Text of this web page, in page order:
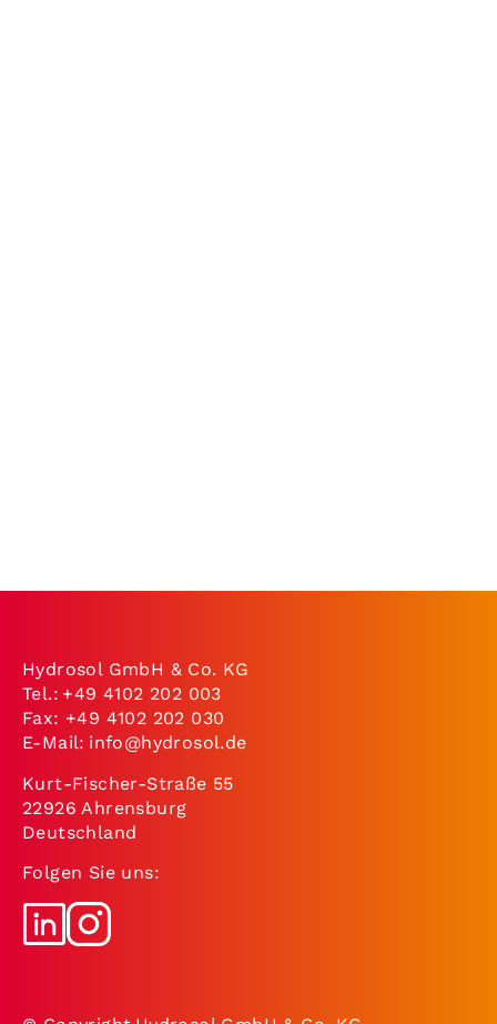
Hydrosol GmbH & Co. KG
Tel.: +49 4102 202 003
Fax: +49 4102 202 030
E-Mail: info@hydrosol.de
Kurt-Fischer-Straße 55
22926 Ahrensburg
Deutschland
Folgen Sie uns: